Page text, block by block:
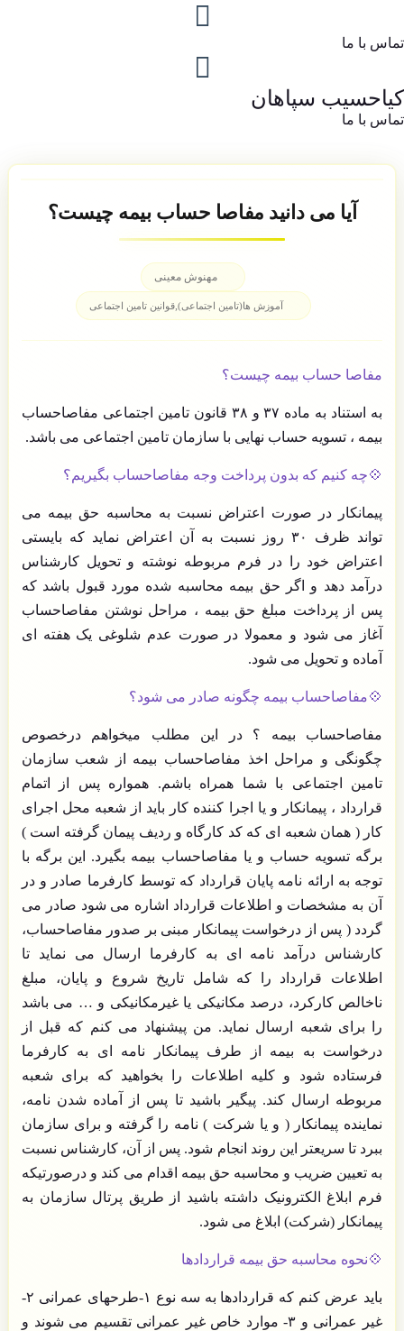
تماس با ما
کیاحسیب سپاهان
تماس با ما
آیا می دانید مفاصا حساب بیمه چیست؟
مهنوش معینی
آموزش ها(تامین اجتماعی),قوانین تامین اجتماعی
مفاصا حساب بیمه چیست؟
به استناد به ماده ۳۷ و ۳۸ قانون تامین اجتماعی مفاصاحساب
بیمه ، تسویه حساب نهایی با سازمان تامین اجتماعی می باشد.
💠چه کنیم که بدون پرداخت وجه مفاصاحساب بگیریم؟
پیمانکار در صورت اعتراض نسبت به محاسبه حق بیمه می
تواند ظرف ۳۰ روز نسبت به آن اعتراض نماید که بایستی
اعتراض خود را در فرم مربوطه نوشته و تحویل کارشناس
درآمد دهد و اگر حق بیمه محاسبه شده مورد قبول باشد که
پس از پرداخت مبلغ حق بیمه ، مراحل نوشتن مفاصاحساب
آغاز می شود و معمولا در صورت عدم شلوغی یک هفته ای
آماده و تحویل می شود.
💠مفاصاحساب بیمه چگونه صادر می شود؟
مفاصاحساب بیمه ؟ در این مطلب میخواهم درخصوص
چگونگی و مراحل اخذ مفاصاحساب بیمه از شعب سازمان
تامین اجتماعی با شما همراه باشم. همواره پس از اتمام
قرارداد ، پیمانکار و یا اجرا کننده کار باید از شعبه محل اجرای
کار ( همان شعبه ای که کد کارگاه و ردیف پیمان گرفته است )
برگه تسویه حساب و یا مفاصاحساب بیمه بگیرد. این برگه با
توجه به ارائه نامه پایان قرارداد که توسط کارفرما صادر و در
آن به مشخصات و اطلاعات قرارداد اشاره می شود صادر می
گردد ( پس از درخواست پیمانکار مبنی بر صدور مفاصاحساب،
کارشناس درآمد نامه ای به کارفرما ارسال می نماید تا
اطلاعات قرارداد را که شامل تاریخ شروع و پایان، مبلغ
ناخالص کارکرد، درصد مکانیکی یا غیرمکانیکی و … می باشد
را برای شعبه ارسال نماید. من پیشنهاد می کنم که قبل از
درخواست به بیمه از طرف پیمانکار نامه ای به کارفرما
فرستاده شود و کلیه اطلاعات را بخواهید که برای شعبه
مربوطه ارسال کند. پیگیر باشید تا پس از آماده شدن نامه،
نماینده پیمانکار ( و یا شرکت ) نامه را گرفته و برای سازمان
ببرد تا سریعتر این روند انجام شود. پس از آن، کارشناس نسبت
به تعیین ضریب و محاسبه حق بیمه اقدام می کند و درصورتیکه
فرم ابلاغ الکترونیک داشته باشید از طریق پرتال سازمان به
پیمانکار (شرکت) ابلاغ می شود.
💠نحوه محاسبه حق بیمه قراردادها
باید عرض کنم که قراردادها به سه نوع ۱-طرحهای عمرانی ۲-
غیر عمرانی و ۳- موارد خاص غیر عمرانی تقسیم می شوند و